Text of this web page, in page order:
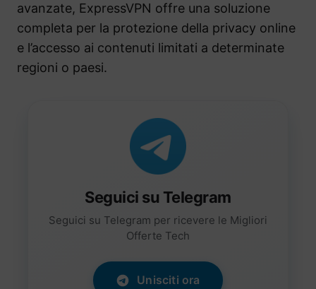
avanzate, ExpressVPN offre una soluzione
completa per la protezione della privacy online
e l’accesso ai contenuti limitati a determinate
regioni o paesi.
Seguici su Telegram
Seguici su Telegram per ricevere le Migliori
Offerte Tech
Unisciti ora